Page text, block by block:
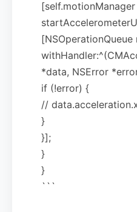
[self.motionManager
[NSOperationQueue
*data, NSError
if (!error) {
//
}
}];
}
}
```